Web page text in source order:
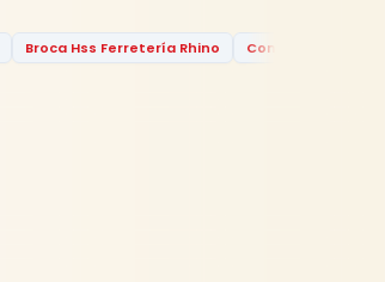
Broca Hss Ferretería Rhino Comprar Broca